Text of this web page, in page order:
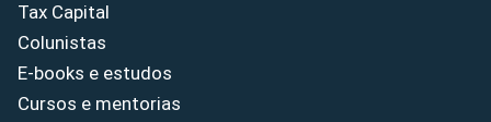
Tax Capital
Colunistas
E-books e estudos
Cursos e mentorias